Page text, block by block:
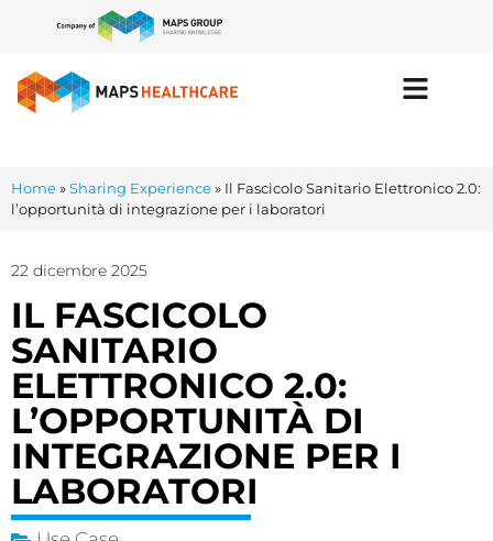
Home»Sharing Experience» Il Fascicolo Sanitario Elettronico 2.0:
l’opportunità di integrazione per i laboratori
22 dicembre 2025
IL FASCICOLO
SANITARIO
ELETTRONICO 2.0:
L’OPPORTUNITÀ DI
INTEGRAZIONE PER I
LABORATORI